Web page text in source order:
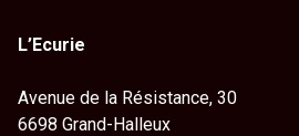
L’Ecurie
Avenue de la Résistance, 30
6698 Grand-Halleux